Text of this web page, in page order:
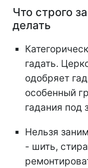
Что строго
делать
гадать.
одобряет
особенный
гадания под
Нельзя
- шить,